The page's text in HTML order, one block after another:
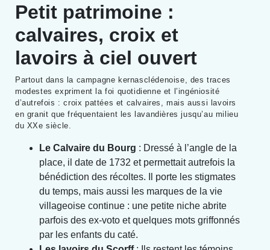
Petit patrimoine :
calvaires, croix et
lavoirs à ciel ouvert
Partout dans la campagne kernasclédenoise, des traces
modestes expriment la foi quotidienne et l’ingéniosité
d’autrefois : croix pattées et calvaires, mais aussi lavoirs
en granit que fréquentaient les lavandières jusqu’au milieu
du XXe siècle.
Le Calvaire du Bourg : Dressé à l’angle de la
place, il date de 1732 et permettait autrefois la
bénédiction des récoltes. Il porte les stigmates
du temps, mais aussi les marques de la vie
villageoise continue : une petite niche abrite
parfois des ex-voto et quelques mots griffonnés
par les enfants du caté.